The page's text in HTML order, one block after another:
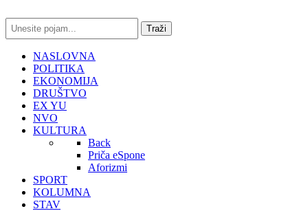
traži... Traži
NASLOVNA
POLITIKA
EKONOMIJA
DRUŠTVO
EX YU
NVO
KULTURA
Back
Priča eSpone
Aforizmi
SPORT
KOLUMNA
STAV